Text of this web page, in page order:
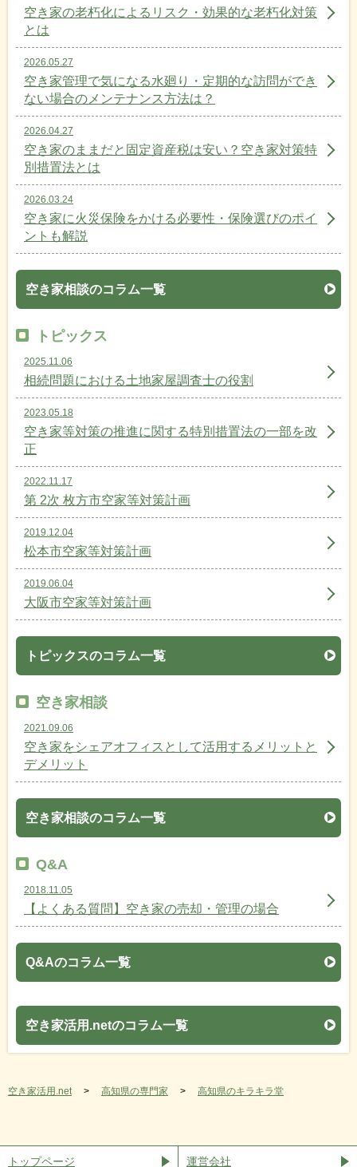
空き家の老朽化によるリスク・効果的な老朽化対策
とは
2026.05.27
空き家管理で気になる水廻り・定期的な訪問ができ
ない場合のメンテナンス方法は？
2026.04.27
空き家のままだと固定資産税は安い？空き家対策特
別措置法とは
2026.03.24
空き家に火災保険をかける必要性・保険選びのポイ
ントも解説
空き家相談のコラム一覧
トピックス
2025.11.06
相続問題における土地家屋調査士の役割
2023.05.18
空き家等対策の推進に関する特別措置法の一部を改
正
2022.11.17
第 2次 枚方市空家等対策計画
2019.12.04
松本市空家等対策計画
2019.06.04
大阪市空家等対策計画
トピックスのコラム一覧
空き家相談
2021.09.06
空き家をシェアオフィスとして活用するメリットと
デメリット
空き家相談のコラム一覧
Q&A
2018.11.05
【よくある質問】空き家の売却・管理の場合
Q&Aのコラム一覧
空き家活用.netのコラム一覧
空き家活用.net 高知県の専門家 高知県のキラキラ堂
トップページ 運営会社